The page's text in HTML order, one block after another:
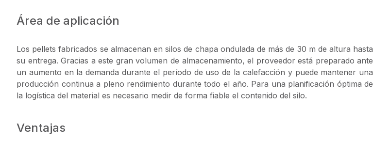
Área de aplicación
Los pellets fabricados se almacenan en silos de chapa ondulada de más de 30 m de altura hasta
su entrega. Gracias a este gran volumen de almacenamiento, el proveedor está preparado ante
un aumento en la demanda durante el período de uso de la calefacción y puede mantener una
producción continua a pleno rendimiento durante todo el año. Para una planificación óptima de
la logística del material es necesario medir de forma fiable el contenido del silo.
Ventajas